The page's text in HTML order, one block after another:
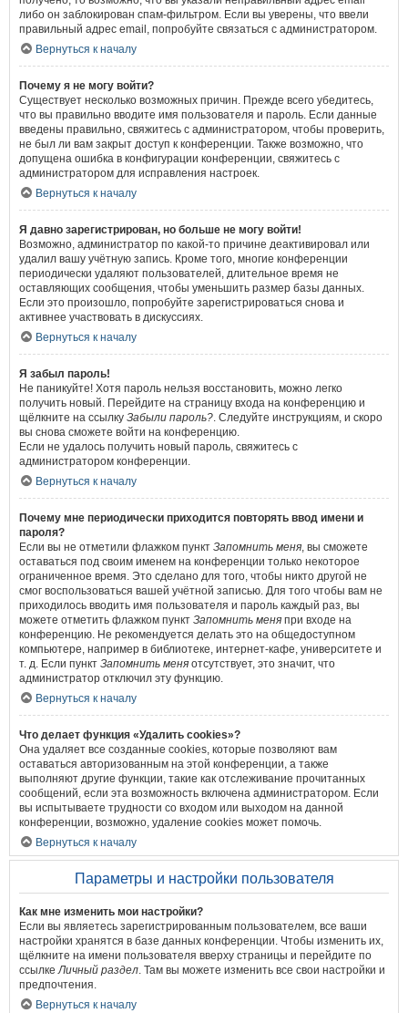
либо он заблокирован спам-фильтром. Если вы уверены, что ввели
правильный адрес email, попробуйте связаться с администратором.
Вернуться к началу
Почему я не могу войти?
Существует несколько возможных причин. Прежде всего убедитесь,
что вы правильно вводите имя пользователя и пароль. Если данные
введены правильно, свяжитесь с администратором, чтобы проверить,
не был ли вам закрыт доступ к конференции. Также возможно, что
допущена ошибка в конфигурации конференции, свяжитесь с
администратором для исправления настроек.
Вернуться к началу
Я давно зарегистрирован, но больше не могу войти!
Возможно, администратор по какой-то причине деактивировал или
удалил вашу учётную запись. Кроме того, многие конференции
периодически удаляют пользователей, длительное время не
оставляющих сообщения, чтобы уменьшить размер базы данных.
Если это произошло, попробуйте зарегистрироваться снова и
активнее участвовать в дискуссиях.
Вернуться к началу
Я забыл пароль!
Не паникуйте! Хотя пароль нельзя восстановить, можно легко
получить новый. Перейдите на страницу входа на конференцию и
щёлкните на ссылку Забыли пароль?. Следуйте инструкциям, и скоро
вы снова сможете войти на конференцию.
Если не удалось получить новый пароль, свяжитесь с
администратором конференции.
Вернуться к началу
Почему мне периодически приходится повторять ввод имени и
пароля?
Если вы не отметили флажком пункт Запомнить меня, вы сможете
оставаться под своим именем на конференции только некоторое
ограниченное время. Это сделано для того, чтобы никто другой не
смог воспользоваться вашей учётной записью. Для того чтобы вам не
приходилось вводить имя пользователя и пароль каждый раз, вы
можете отметить флажком пункт Запомнить меня при входе на
конференцию. Не рекомендуется делать это на общедоступном
компьютере, например в библиотеке, интернет-кафе, университете и
т. д. Если пункт Запомнить меня отсутствует, это значит, что
администратор отключил эту функцию.
Вернуться к началу
Что делает функция «Удалить cookies»?
Она удаляет все созданные cookies, которые позволяют вам
оставаться авторизованным на этой конференции, а также
выполняют другие функции, такие как отслеживание прочитанных
сообщений, если эта возможность включена администратором. Если
вы испытываете трудности со входом или выходом на данной
конференции, возможно, удаление cookies может помочь.
Вернуться к началу
Параметры и настройки пользователя
Как мне изменить мои настройки?
Если вы являетесь зарегистрированным пользователем, все ваши
настройки хранятся в базе данных конференции. Чтобы изменить их,
щёлкните на имени пользователя вверху страницы и перейдите по
ссылкеЛичный раздел. Там вы можете изменить все свои настройки и
предпочтения.
Вернуться к началу